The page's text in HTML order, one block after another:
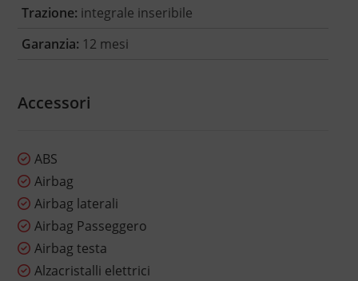
Trazione: integrale inseribile
Garanzia: 12 mesi
Accessori
ABS
Airbag
Airbag laterali
Airbag Passeggero
Airbag testa
Alzacristalli elettrici